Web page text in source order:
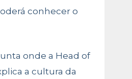
conhecer o
onde a Head of
a cultura da